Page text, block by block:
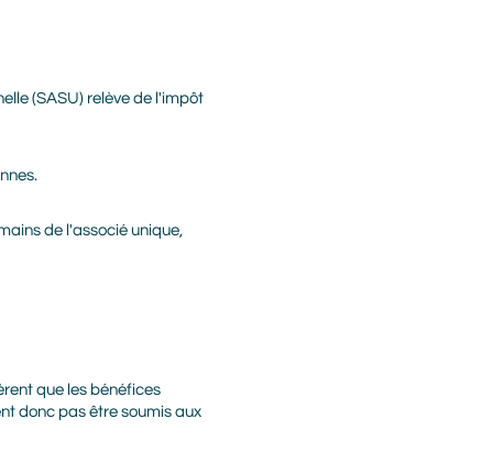
(SASU) relève de l'impôt
de l'associé unique,
que les bénéfices
donc pas être soumis aux